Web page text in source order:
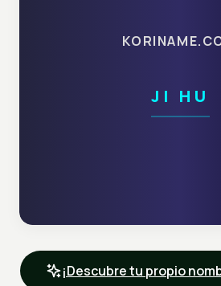
JI HU
¡Descubre tu propio